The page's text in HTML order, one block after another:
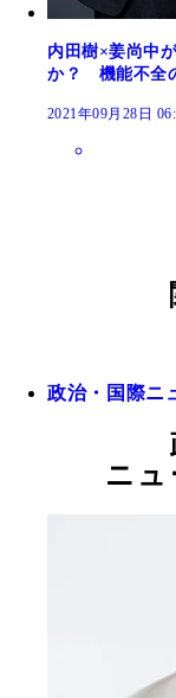
内田樹×姜尚中
か？ 機能不全
2021年09月28日
政治・国際ニ
ニ